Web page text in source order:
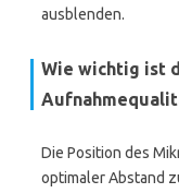
ausblenden.
Wie wichtig ist
Die Position des
optimaler Abstand